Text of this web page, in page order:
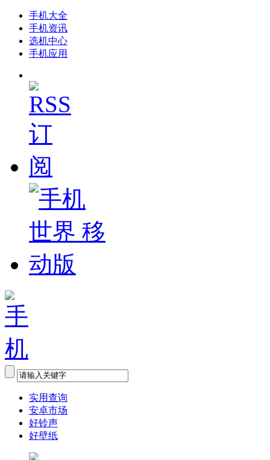
手机大全
手机资讯
选机中心
手机应用
实用查询
安卓市场
好铃声
好壁纸